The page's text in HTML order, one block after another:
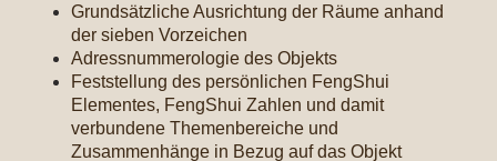
Grundsätzliche Ausrichtung der Räume anhand
der sieben Vorzeichen
Adressnummerologie des Objekts
Feststellung des persönlichen FengShui
Elementes, FengShui Zahlen und damit
verbundene Themenbereiche und
Zusammenhänge in Bezug auf das Objekt